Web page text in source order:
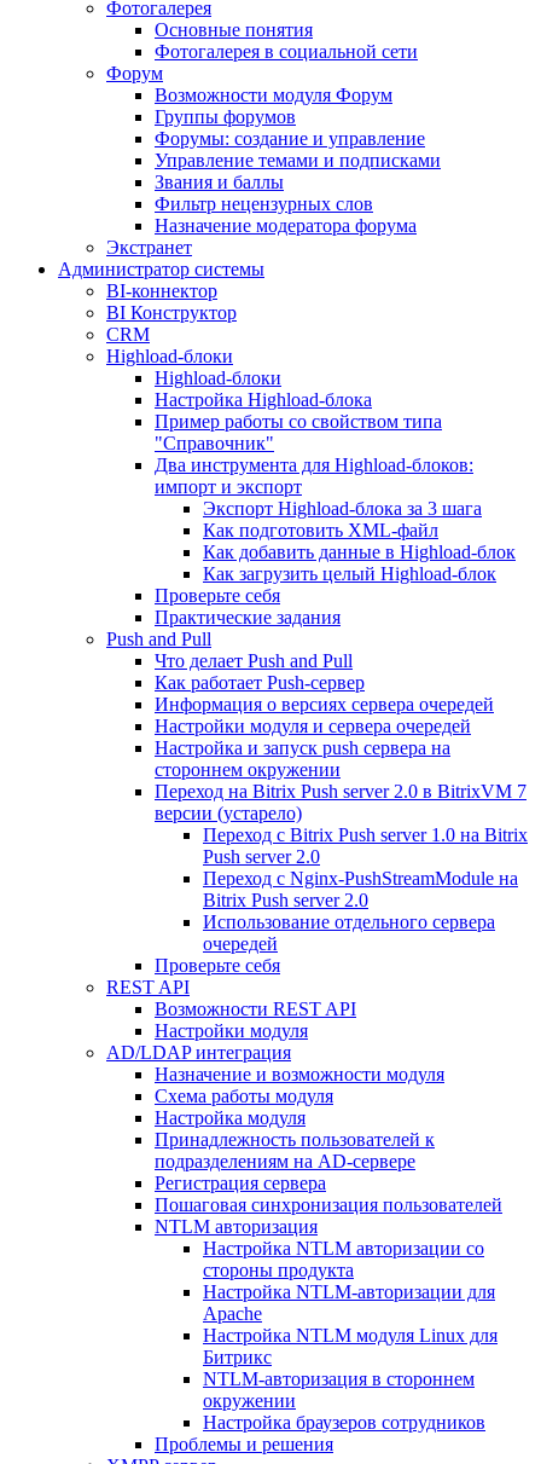
Фотогалерея
Основные понятия
Фотогалерея в социальной сети
Форум
Возможности модуля Форум
Группы форумов
Форумы: создание и управление
Управление темами и подписками
Звания и баллы
Фильтр нецензурных слов
Назначение модератора форума
Экстранет
Администратор системы
BI-коннектор
BI Конструктор
CRM
Highload-блоки
Highload-блоки
Настройка Highload-блока
Пример работы со свойством типа
"Справочник"
Два инструмента для Highload-блоков:
импорт и экспорт
Экспорт Highload-блока за 3 шага
Как подготовить XML-файл
Как добавить данные в Highload-блок
Как загрузить целый Highload-блок
Проверьте себя
Практические задания
Push and Pull
Что делает Push and Pull
Как работает Push-сервер
Информация о версиях сервера очередей
Настройки модуля и сервера очередей
Настройка и запуск push сервера на
стороннем окружении
Переход на Bitrix Push server 2.0 в BitrixVM 7
версии (устарело)
Переход с Bitrix Push server 1.0 на Bitrix
Push server 2.0
Переход с Nginx-PushStreamModule на
Bitrix Push server 2.0
Использование отдельного сервера
очередей
Проверьте себя
REST API
Возможности REST API
Настройки модуля
AD/LDAP интеграция
Назначение и возможности модуля
Схема работы модуля
Настройка модуля
Принадлежность пользователей к
подразделениям на AD-сервере
Регистрация сервера
Пошаговая синхронизация пользователей
NTLM авторизация
Настройка NTLM авторизации со
стороны продукта
Настройка NTLM-авторизации для
Apache
Настройка NTLM модуля Linux для
Битрикс
NTLM-авторизация в стороннем
окружении
Настройка браузеров сотрудников
Проблемы и решения